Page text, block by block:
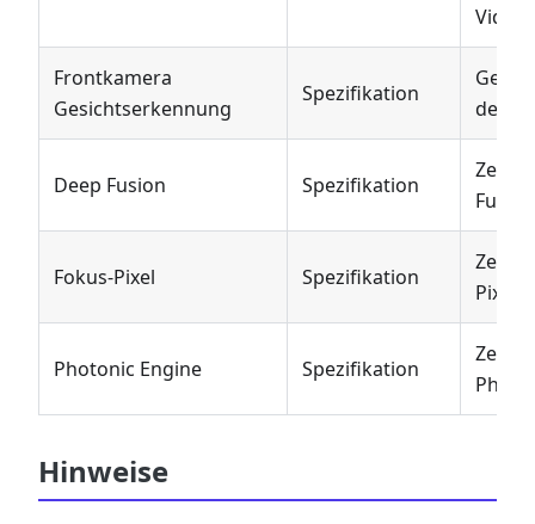
Frontkamera
Gesichtserkennung
Spezifikation
der
Deep Fusion Spezifikation
Zeigt
Fokus-Pixel Spezifikation
Zeigt
Pixel
Photonic Engine Spezifikation
Zeigt
Hinweise